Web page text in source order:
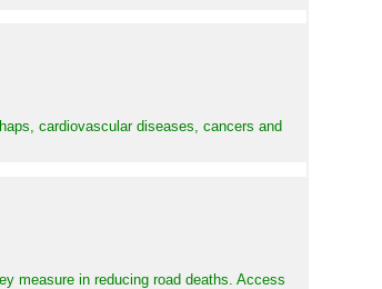
cardiovascular diseases, cancers and
measure in reducing road deaths. Access